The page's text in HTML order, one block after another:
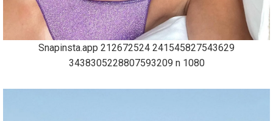
Snapinsta.app 212672524 241545827543629
3438305228807593209 n 1080